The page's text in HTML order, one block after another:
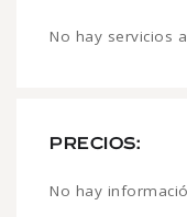
No hay servicios
PRECIOS:
No hay